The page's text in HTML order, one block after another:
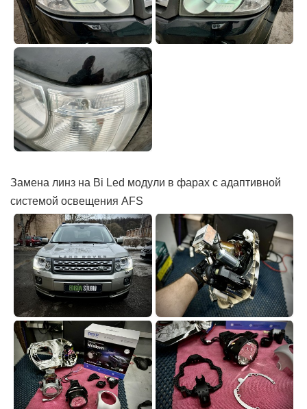
Замена линз на Bi Led модули в фарах с адаптивной
системой освещения AFS